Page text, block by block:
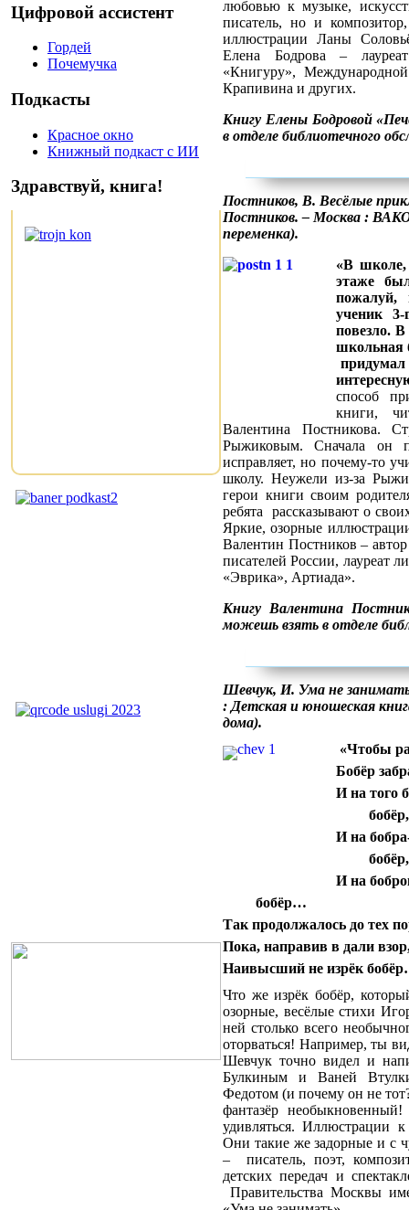
Цифровой ассистент
Гордей
Почемучка
Подкасты
Красное окно
Книжный подкаст с ИИ
Здравствуй, книга!
любовью к музыке,
писатель, но и
иллюстрации Ланы
Елена Бодрова –
«Книгуру»,
Крапивина и других.
Книгу Елены Бодровой
в отделе библиотечного
Постников, В. Весёлые
Постников. – Москва :
переменка).
«В
этаже
ученик
повезло.
школьная
способ
книги,
Валентина Постникова.
Рыжиковым. Сначала он
исправляет, но почему-то
школу. Неужели из-за
герои книги своим
ребята рассказывают о
Яркие, озорные
Валентин Постников –
писателей России, лауреат
«Эврика», Артиада».
Книгу Валентина
можешь взять в отделе
Шевчук, И. Ума не
: Детская и юношеская
дома).
«Чтобы
Бобёр
И на того
бобёр,
И на
бобёр,
И на
бобёр…
Так продолжалось до тех
Пока, направив в дали
Наивысший не изрёк
Что же изрёк бобёр,
озорные, весёлые стихи
ней столько всего
оторваться! Например, ты
Шевчук точно видел и
Булкиным и Ваней
Федотом (и почему он не
фантазёр
удивляться. Иллюстрации
Они такие же задорные и с
– писатель, поэт,
детских передач и
Правительства Москвы